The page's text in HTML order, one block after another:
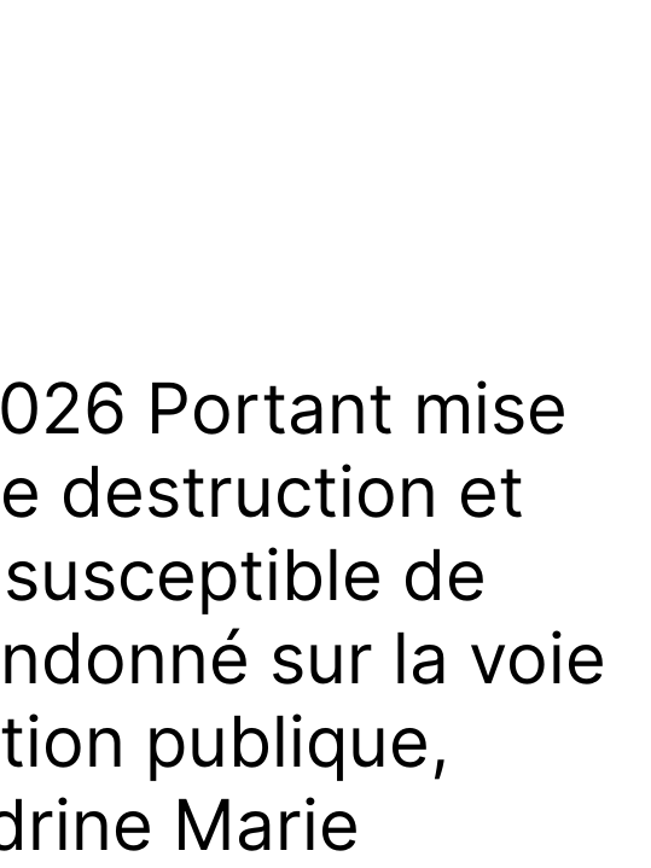
Portant mise
destruction et
de
sur la voie
publique,
Marie